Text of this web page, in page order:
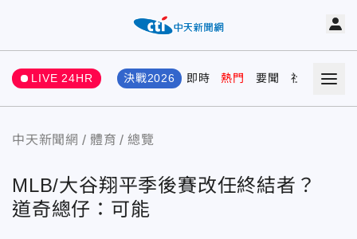
LIVE 24HR 決戰2026 即時 熱門 要聞 社會 娛樂
中天新聞網 體育 總覽
MLB/大谷翔平季後賽改任終結者？
道奇總仔：可能